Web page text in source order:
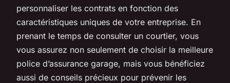
personnaliser les contrats en fonction des
caractéristiques uniques de votre entreprise. En
prenant le temps de consulter un courtier, vous
vous assurez non seulement de choisir la meilleure
police d’assurance garage, mais vous bénéficiez
aussi de conseils précieux pour prévenir les